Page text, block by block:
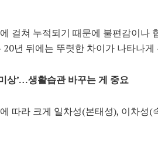
걸쳐 누적되기 때문에 불편감이나
년 뒤에는 뚜렷한 차이가 나타나게
상’…생활습관 바꾸는 게 중요
따라 크게 일차성(본태성), 이차성(